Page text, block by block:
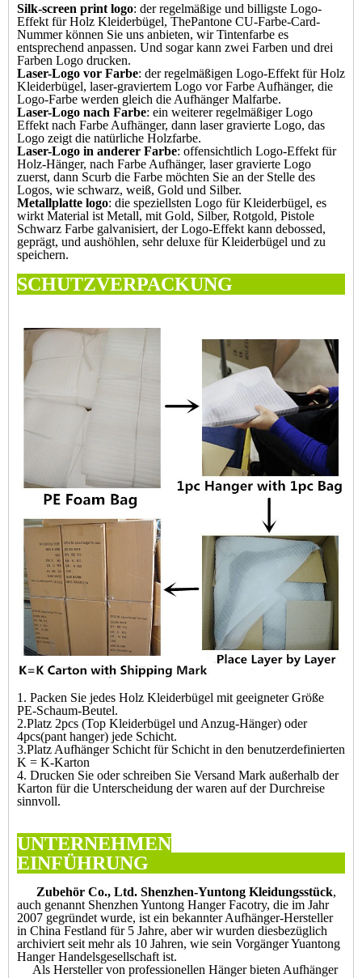
Silk-screen print logo: der regelmäßige und billigste Logo-
Effekt für Holz Kleiderbügel, ThePantone CU-Farbe-Card-
Nummer können Sie uns anbieten, wir Tintenfarbe es
entsprechend anpassen. Und sogar kann zwei Farben und drei
Farben Logo drucken.
Laser-Logo vor Farbe: der regelmäßigen Logo-Effekt für Holz
Kleiderbügel, laser-graviertem Logo vor Farbe Aufhänger, die
Logo-Farbe werden gleich die Aufhänger Malfarbe.
Laser-Logo nach Farbe: ein weiterer regelmäßiger Logo
Effekt nach Farbe Aufhänger, dann laser gravierte Logo, das
Logo zeigt die natürliche Holzfarbe.
Laser-Logo in anderer Farbe: offensichtlich Logo-Effekt für
Holz-Hänger, nach Farbe Aufhänger, laser gravierte Logo
zuerst, dann Scurb die Farbe möchten Sie an der Stelle des
Logos, wie schwarz, weiß, Gold und Silber.
Metallplatte logo: die speziellsten Logo für Kleiderbügel, es
wirkt Material ist Metall, mit Gold, Silber, Rotgold, Pistole
Schwarz Farbe galvanisiert, der Logo-Effekt kann debossed,
geprägt, und aushöhlen, sehr deluxe für Kleiderbügel und zu
speichern.
1. Packen Sie jedes Holz Kleiderbügel mit geeigneter Größe
PE-Schaum-Beutel.
2.Platz 2pcs (Top Kleiderbügel und Anzug-Hänger) oder
4pcs(pant hanger) jede Schicht.
3.Platz Aufhänger Schicht für Schicht in den benutzerdefinierten
K = K-Karton
4. Drucken Sie oder schreiben Sie Versand Mark außerhalb der
Karton für die Unterscheidung der waren auf der Durchreise
sinnvoll.
UNTERNEHMEN
Zubehör Co., Ltd. Shenzhen-Yuntong Kleidungsstück,
auch genannt Shenzhen Yuntong Hanger Facotry, die im Jahr
2007 gegründet wurde, ist ein bekannter Aufhänger-Hersteller
in China Festland für 5 Jahre, aber wir wurden diesbezüglich
archiviert seit mehr als 10 Jahren, wie sein Vorgänger Yuantong
Hanger Handelsgesellschaft ist.
Als Hersteller von professionellen Hänger bieten Aufhänger